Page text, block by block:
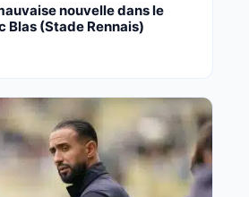
nouvelle dans le
Blas (Stade Rennais)